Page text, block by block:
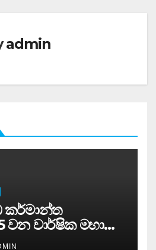
admin
කර්මාන්ත
වාර්ෂික මහා
නියෝජ්‍ය